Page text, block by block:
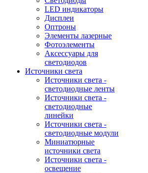
LED индикаторы
Дисплеи
Оптроны
Элементы лазерные
Фотоэлементы
Аксессуары для
светодиодов
Источники света
Источники света -
светодиодные ленты
Источники света -
светодиодные
линейки
Источники света -
светодиодные модули
Миниатюрные
источники света
Источники света -
освещение